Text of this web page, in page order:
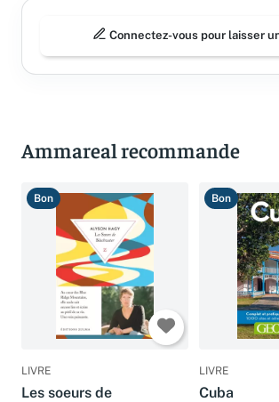
Connectez-vous pour laisser
Ammareal recommande
Bon
LIVRE
Les soeurs de
Bon
LIVRE
Cuba